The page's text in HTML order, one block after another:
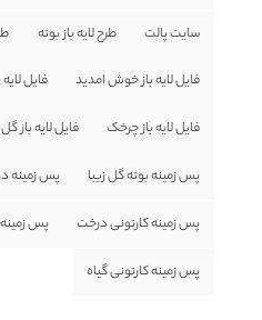
سایت پالت طرح لایه باز بوته
فایل لایه باز خوش امدید فایل
فایل لایه باز چرخک فایل لایه باز گل
پس زمینه بوته گل زیبا پس زمینه
پس زمینه کارتونی درخت پس
پس زمینه کارتونی گیاه